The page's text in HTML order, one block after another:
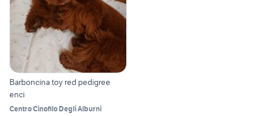
Barboncina toy red pedigree
enci
Centro Cinofilo Degli Alburni